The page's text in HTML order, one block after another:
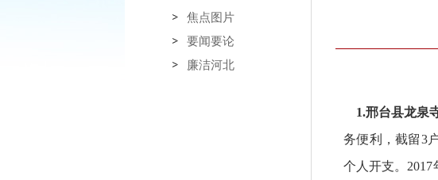
焦点图片
要闻要论
廉洁河北
1.邢台县龙泉
务便利，截留3
个人开支。